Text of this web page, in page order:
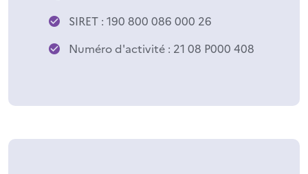
SIRET : 190 800 086 000 26
Numéro d'activité : 21 08 P000 408